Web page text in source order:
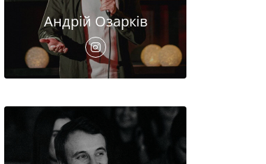
Андрій Озарків